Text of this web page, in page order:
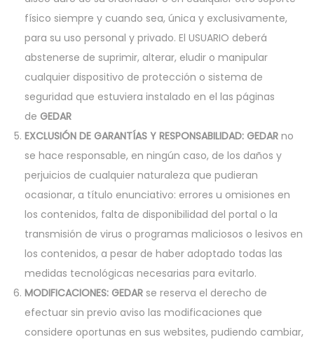
físico siempre y cuando sea, única y exclusivamente,
para su uso personal y privado. El USUARIO deberá
abstenerse de suprimir, alterar, eludir o manipular
cualquier dispositivo de protección o sistema de
seguridad que estuviera instalado en el las páginas
de GEDAR
EXCLUSIÓN DE GARANTÍAS Y RESPONSABILIDAD: GEDAR no
se hace responsable, en ningún caso, de los daños y
perjuicios de cualquier naturaleza que pudieran
ocasionar, a título enunciativo: errores u omisiones en
los contenidos, falta de disponibilidad del portal o la
transmisión de virus o programas maliciosos o lesivos en
los contenidos, a pesar de haber adoptado todas las
medidas tecnológicas necesarias para evitarlo.
MODIFICACIONES: GEDAR se reserva el derecho de
efectuar sin previo aviso las modificaciones que
considere oportunas en sus websites, pudiendo cambiar,